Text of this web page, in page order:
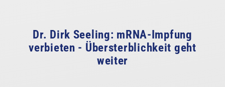
Dr. Dirk Seeling: mRNA-Impfung
verbieten - Übersterblichkeit geht
weiter